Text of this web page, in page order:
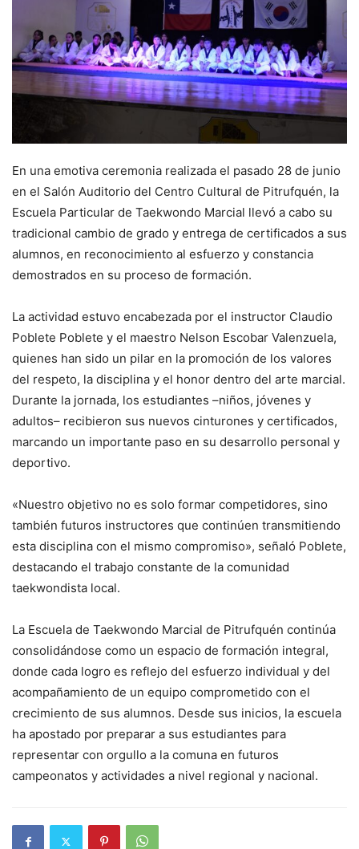
En una emotiva ceremonia realizada el pasado 28 de junio
en el Salón Auditorio del Centro Cultural de Pitrufquén, la
Escuela Particular de Taekwondo Marcial llevó a cabo su
tradicional cambio de grado y entrega de certificados a sus
alumnos, en reconocimiento al esfuerzo y constancia
demostrados en su proceso de formación.
La actividad estuvo encabezada por el instructor Claudio
Poblete Poblete y el maestro Nelson Escobar Valenzuela,
quienes han sido un pilar en la promoción de los valores
del respeto, la disciplina y el honor dentro del arte marcial.
Durante la jornada, los estudiantes –niños, jóvenes y
adultos– recibieron sus nuevos cinturones y certificados,
marcando un importante paso en su desarrollo personal y
deportivo.
«Nuestro objetivo no es solo formar competidores, sino
también futuros instructores que continúen transmitiendo
esta disciplina con el mismo compromiso», señaló Poblete,
destacando el trabajo constante de la comunidad
taekwondista local.
La Escuela de Taekwondo Marcial de Pitrufquén continúa
consolidándose como un espacio de formación integral,
donde cada logro es reflejo del esfuerzo individual y del
acompañamiento de un equipo comprometido con el
crecimiento de sus alumnos. Desde sus inicios, la escuela
ha apostado por preparar a sus estudiantes para
representar con orgullo a la comuna en futuros
campeonatos y actividades a nivel regional y nacional.